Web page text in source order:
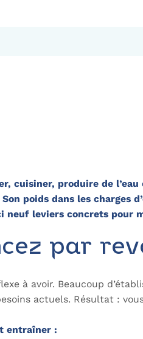
cuisiner, produire de
poids dans les charges
neuf leviers concrets pour
par
à avoir. Beaucoup
actuels. Résultat :
entraîner :